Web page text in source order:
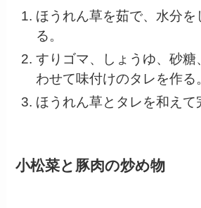
ほうれん草を茹で、水分を
る。
すりゴマ、しょうゆ、砂糖
わせて味付けのタレを作る
ほうれん草とタレを和えて
小松菜と豚肉の炒め物